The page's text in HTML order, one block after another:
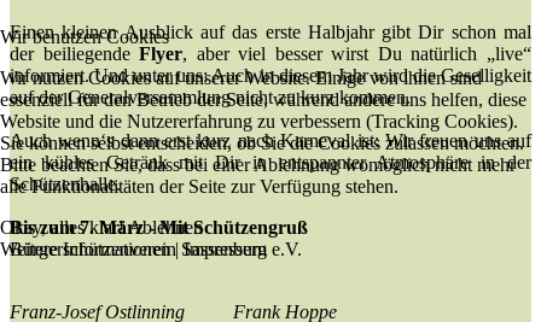
Einen kleinen Ausblick auf das erste Halbjahr gibt Dir schon mal
der beiliegendeFlyer, aber viel besser wirst Du natürlich „live“
informiert. Und unter uns: Auch in diesem Jahr wird die Geselligkeit
auf der Generalversammlung nicht zu kurz kommen.
Auch wenn‘s dann erst kurz nach Karneval ist: Wir freuen uns auf
ein kühles Getränk mit Dir in entspannter Atmosphäre in der
Schützenhalle.
Bis zum 7. März - Mit Schützengruß
Bürgerschützenverein Sassenberg e.V.
Franz-Josef Ostlinning Frank Hoppe
Wir benutzen Cookies
Wir nutzen Cookies auf unserer Website. Einige von ihnen sind
essenziell für den Betrieb der Seite, während andere uns helfen, diese
Website und die Nutzererfahrung zu verbessern (Tracking Cookies).
Sie können selbst entscheiden, ob Sie die Cookies zulassen möchten.
Bitte beachten Sie, dass bei einer Ablehnung womöglich nicht mehr
alle Funktionalitäten der Seite zur Verfügung stehen.
Okay, alles klar!Ablehnen
Weitere Informationen|Impressum